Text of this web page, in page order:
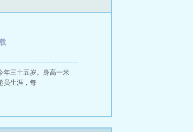
年三十五岁。身高一米
员生涯，每